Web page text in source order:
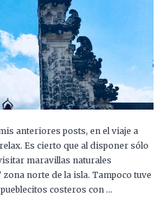
anteriores posts, en el viaje a
Es cierto que al disponer sólo
maravillas naturales
norte de la isla. Tampoco tuve
costeros con …